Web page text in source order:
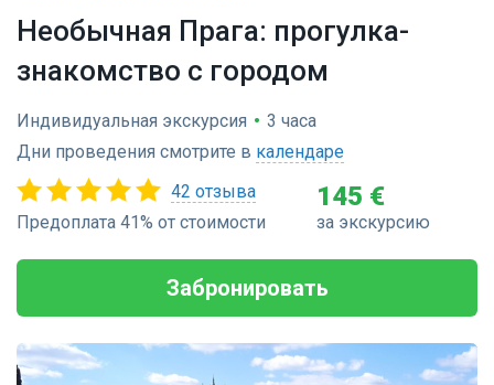
Необычная Прага: прогулка-
знакомство с городом
Индивидуальная экскурсия • 3 часа
Дни проведения смотрите в календаре
42 отзыва
Предоплата 41% от стоимости
145 €
за экскурсию
Забронировать